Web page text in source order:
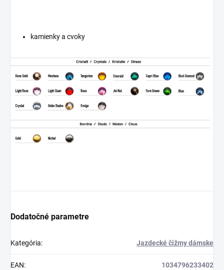
kamienky a cvoky
Dodatočné parametre
Kategória: Jazdecké čižmy dámske
EAN: 1034796233402